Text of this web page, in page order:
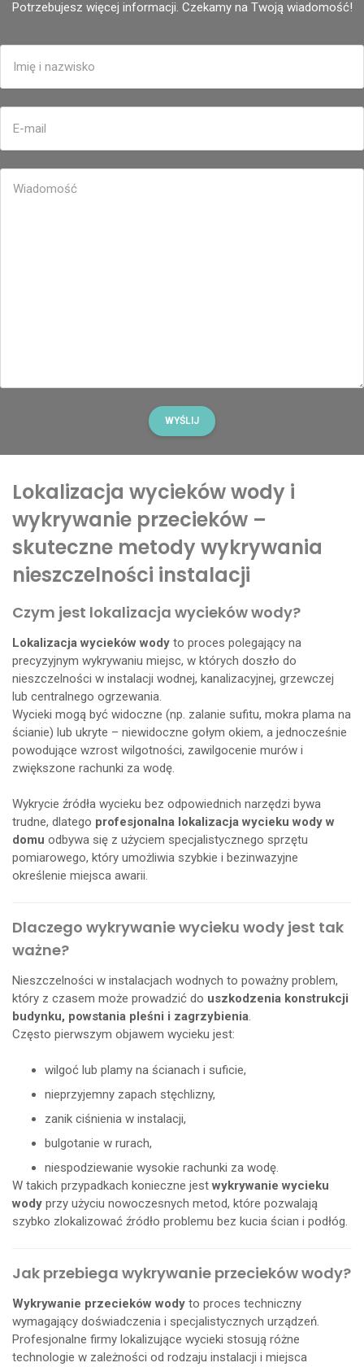
Potrzebujesz więcej informacji. Czekamy na Twoją wiadomość!
Lokalizacja wycieków wody i
wykrywanie przecieków –
skuteczne metody wykrywania
nieszczelności instalacji
Czym jest lokalizacja wycieków wody?
Lokalizacja wycieków wody to proces polegający na
precyzyjnym wykrywaniu miejsc, w których doszło do
nieszczelności w instalacji wodnej, kanalizacyjnej, grzewczej
lub centralnego ogrzewania.
Wycieki mogą być widoczne (np. zalanie sufitu, mokra plama na
ścianie) lub ukryte – niewidoczne gołym okiem, a jednocześnie
powodujące wzrost wilgotności, zawilgocenie murów i
zwiększone rachunki za wodę.
Wykrycie źródła wycieku bez odpowiednich narzędzi bywa
trudne, dlatego profesjonalna lokalizacja wycieku wody w
domu odbywa się z użyciem specjalistycznego sprzętu
pomiarowego, który umożliwia szybkie i bezinwazyjne
określenie miejsca awarii.
Dlaczego wykrywanie wycieku wody jest tak
ważne?
Nieszczelności w instalacjach wodnych to poważny problem,
który z czasem może prowadzić do uszkodzenia konstrukcji
budynku, powstania pleśni i zagrzybienia.
Często pierwszym objawem wycieku jest:
wilgoć lub plamy na ścianach i suficie,
nieprzyjemny zapach stęchlizny,
zanik ciśnienia w instalacji,
bulgotanie w rurach,
niespodziewanie wysokie rachunki za wodę.
W takich przypadkach konieczne jestwykrywanie wycieku
wody przy użyciu nowoczesnych metod, które pozwalają
szybko zlokalizować źródło problemu bez kucia ścian i podłóg.
Jak przebiega wykrywanie przecieków wody?
Wykrywanie przecieków wody to proces techniczny
wymagający doświadczenia i specjalistycznych urządzeń.
Profesjonalne firmy lokalizujące wycieki stosują różne
technologie w zależności od rodzaju instalacji i miejsca